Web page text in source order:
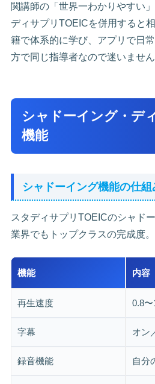
関講師の「世界一わかりやすい
ディサプリTOEICを併用すると
籍で体系的に学び、アプリで日
方で同じ指導者なので迷いません
シャドーイング・デ
機能
シャドーイング機能の仕組
スタディサプリTOEICのシャド
業界でもトップクラスの完成度。
機能 内容
再生速度 0.8
字幕 オン
録音機能 自分